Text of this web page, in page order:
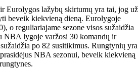
Eurolygos lažybų skirtumų yra tai, jog už
beveik kiekvieną dieną. Eurolygoje
o reguliariajame sezone visos sužaidžia
NBA lygoje varžosi 30 komandų ir
po 82 susitikimus. Rungtynių yra
NBA sezonui, beveik kiekvieną